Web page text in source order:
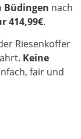
Büdingen nach
414,99€.
Riesenkoffer
Keine
fair und